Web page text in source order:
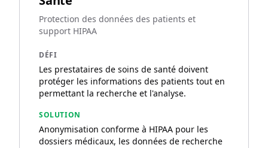
Protection des données des patients et
support HIPAA
DÉFI
Les prestataires de soins de santé doivent
protéger les informations des patients tout en
permettant la recherche et l'analyse.
SOLUTION
Anonymisation conforme à HIPAA pour les
dossiers médicaux, les données de recherche